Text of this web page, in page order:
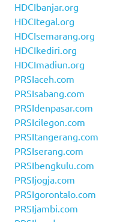
HDCIbanjar.org
HDCItegal.org
HDCIsemarang.org
HDCIkediri.org
HDCImadiun.org
PRSIaceh.com
PRSIsabang.com
PRSIdenpasar.com
PRSIcilegon.com
PRSItangerang.com
PRSIserang.com
PRSIbengkulu.com
PRSIjogja.com
PRSIgorontalo.com
PRSIjambi.com